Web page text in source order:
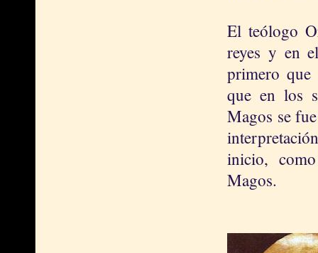
El teólogo
reyes y en
primero que
que en los
Magos se
inicio,
Magos.